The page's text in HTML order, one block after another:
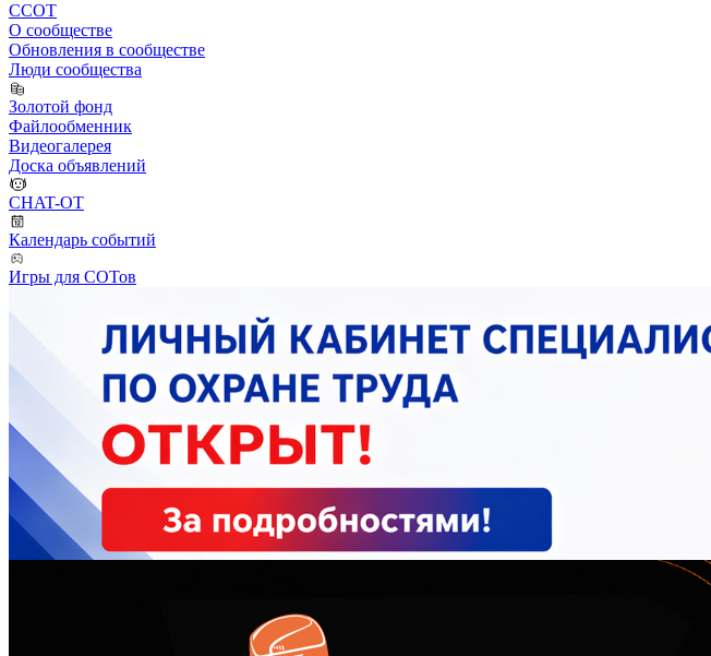
ССОТ
О сообществе
Обновления в сообществе
Люди сообщества
Золотой фонд
Файлообменник
Видеогалерея
Доска объявлений
CHAT-OT
Календарь событий
Игры для СОТов